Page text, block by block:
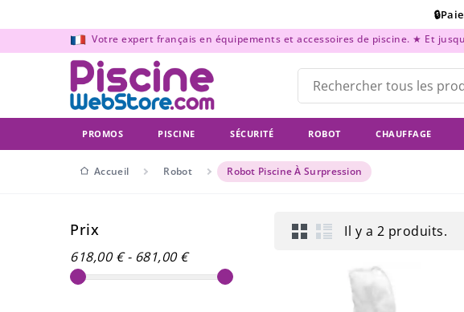
📞Support
Votre expert français en équipements et accessoires de piscine. ★ Et
PROMOS PISCINE SÉCURITÉ ROBOT CHAUFFAGE
Accueil Robot Robot Piscine À Surpression
Prix
618,00 € - 681,00 €
Il y a 2 produits.